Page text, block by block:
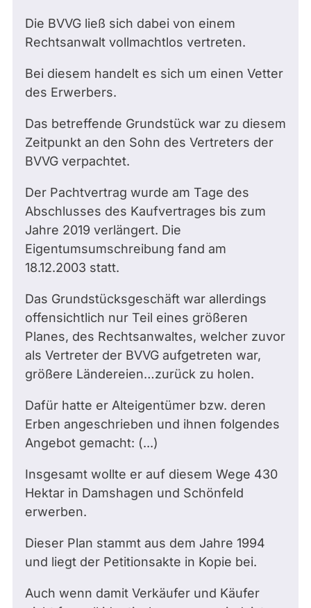
Die BVVG ließ sich dabei von einem
Rechtsanwalt vollmachtlos vertreten.
Bei diesem handelt es sich um einen Vetter
des Erwerbers.
Das betreffende Grundstück war zu diesem
Zeitpunkt an den Sohn des Vertreters der
BVVG verpachtet.
Der Pachtvertrag wurde am Tage des
Abschlusses des Kaufvertrages bis zum
Jahre 2019 verlängert. Die
Eigentumsumschreibung fand am
18.12.2003 statt.
Das Grundstücksgeschäft war allerdings
offensichtlich nur Teil eines größeren
Planes, des Rechtsanwaltes, welcher zuvor
als Vertreter der BVVG aufgetreten war,
größere Ländereien…zurück zu holen.
Dafür hatte er Alteigentümer bzw. deren
Erben angeschrieben und ihnen folgendes
Angebot gemacht: (...)
Insgesamt wollte er auf diesem Wege 430
Hektar in Damshagen und Schönfeld
erwerben.
Dieser Plan stammt aus dem Jahre 1994
und liegt der Petitionsakte in Kopie bei.
Auch wenn damit Verkäufer und Käufer